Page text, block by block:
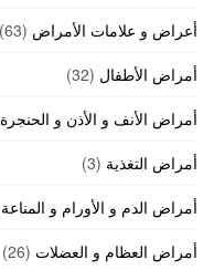
أعراض و علامات الأمراض (63)
أمراض الأطفال (32)
أمراض الأنف و الأذن و الحنجرة
أمراض التغذية (3)
أمراض الدم و الأورام و المناعة
أمراض العظام و العضلات (26)